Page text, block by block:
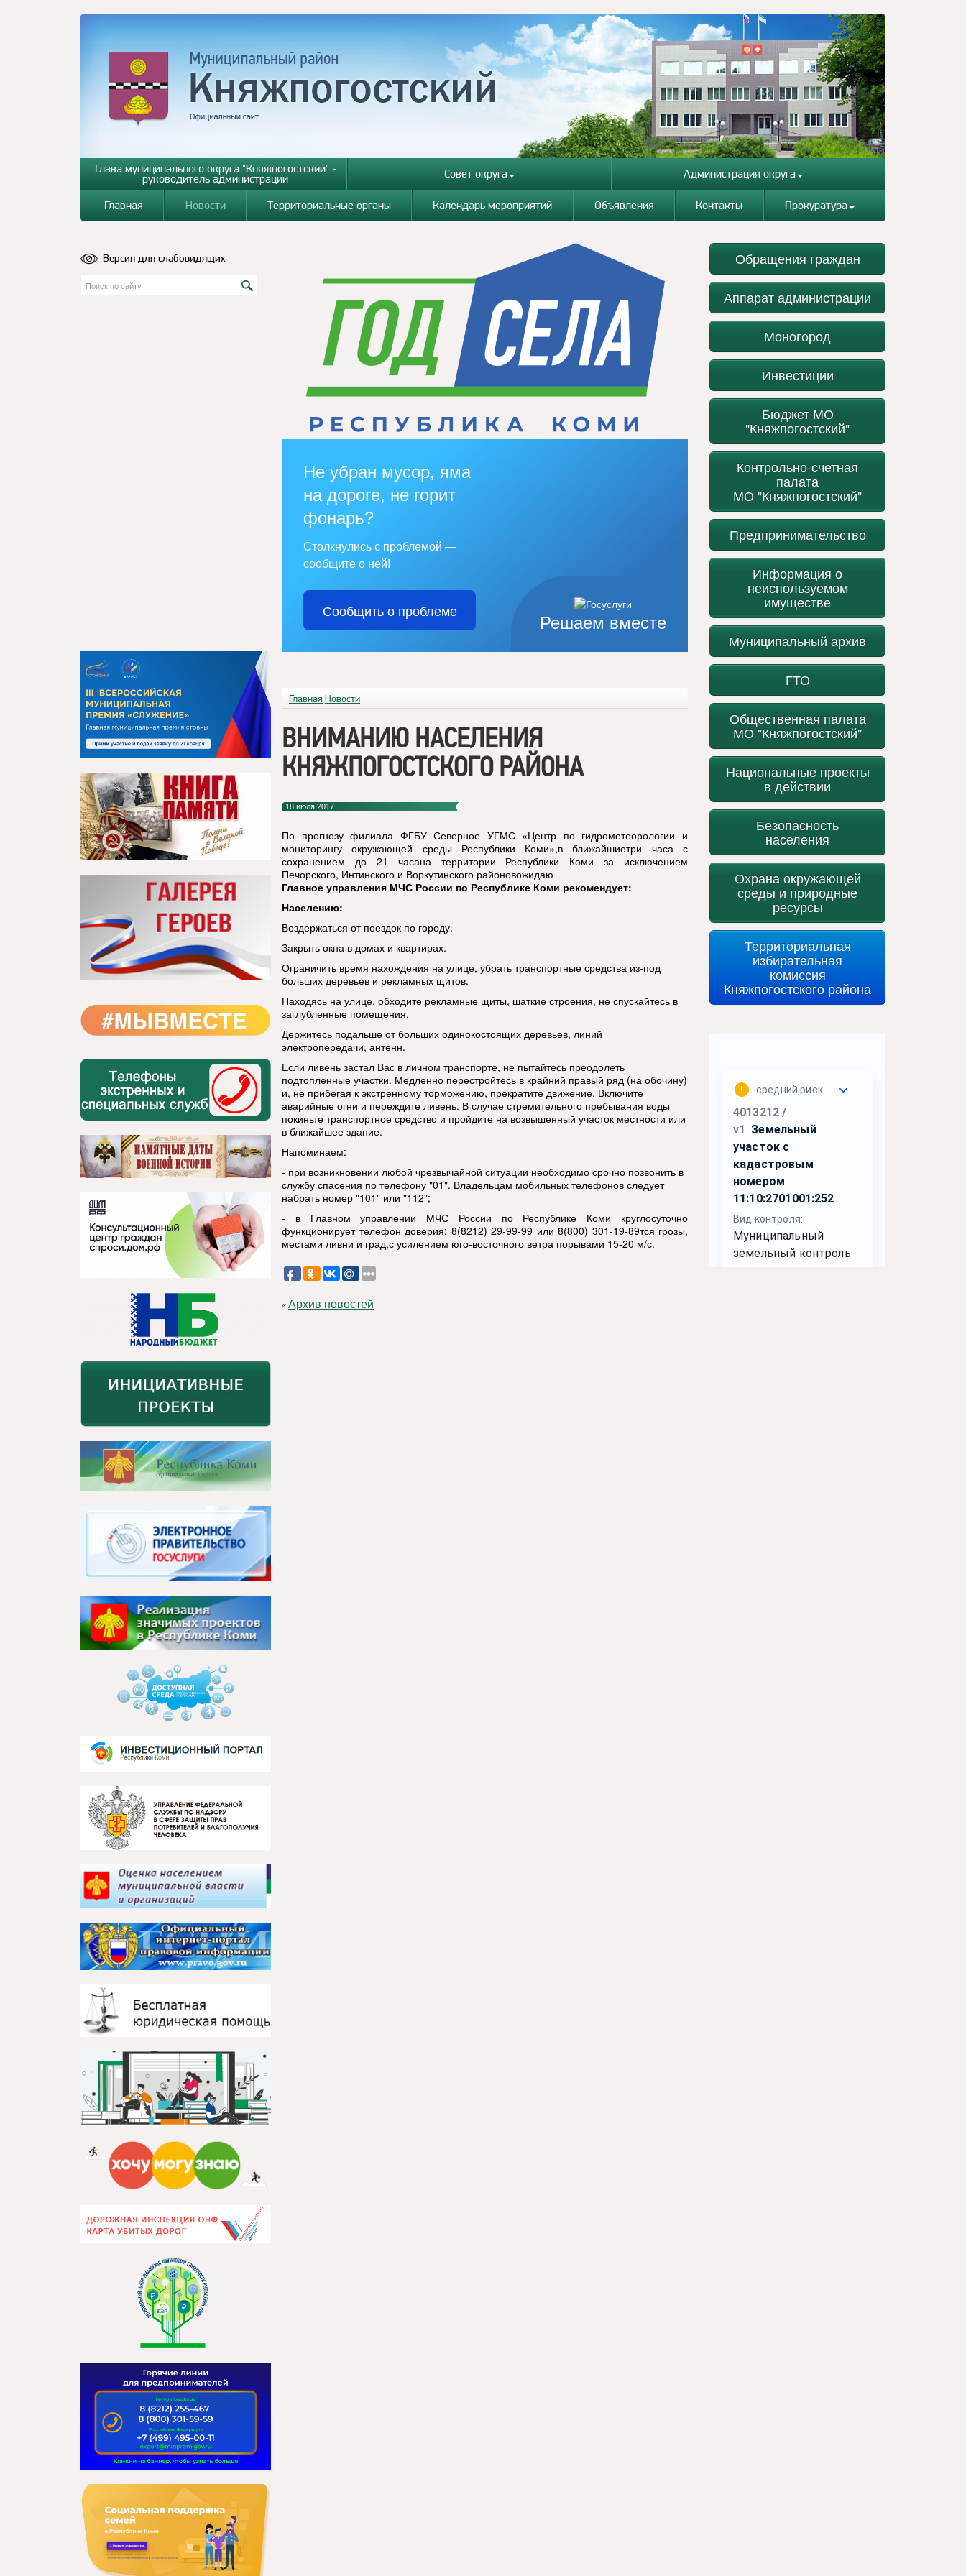
Глава муниципального округа "Княжпогостский" -
руководитель администрации Совет округа Администрация округа
Главная Новости Территориальные органы Календарь мероприятий Объявления Контакты Прокуратура
Версия для слабовидящих
Решаем вместе
Не убран мусор, яма
на дороге, не горит
фонарь?
Столкнулись с проблемой —
сообщите о ней!
Сообщить о проблеме
Главная Новости
ВНИМАНИЮ НАСЕЛЕНИЯ
КНЯЖПОГОСТСКОГО РАЙОНА
18 июля 2017
По прогнозу филиала ФГБУ Северное УГМС «Центр по гидрометеорологии и
мониторингу окружающей среды Республики Коми»,в ближайшиетри часа с
сохранением до 21 часана территории Республики Коми за исключением
Печорского, Интинского и Воркутинского районовожидаю
Главное управления МЧС России по Республике Коми рекомендует:
Населению:
Воздержаться от поездок по городу.
Закрыть окна в домах и квартирах.
Ограничить время нахождения на улице, убрать транспортные средства из-под
больших деревьев и рекламных щитов.
Находясь на улице, обходите рекламные щиты, шаткие строения, не спускайтесь в
заглубленные помещения.
Держитесь подальше от больших одинокостоящих деревьев, линий
электропередачи, антенн.
Если ливень застал Вас в личном транспорте, не пытайтесь преодолеть
подтопленные участки. Медленно перестройтесь в крайний правый ряд (на обочину)
и, не прибегая к экстренному торможению, прекратите движение. Включите
аварийные огни и переждите ливень. В случае стремительного пребывания воды
покиньте транспортное средство и пройдите на возвышенный участок местности или
в ближайшее здание.
Напоминаем:
- при возникновении любой чрезвычайной ситуации необходимо срочно позвонить в
службу спасения по телефону "01". Владельцам мобильных телефонов следует
набрать номер "101" или "112";
- в Главном управлении МЧС России по Республике Коми круглосуточно
функционирует телефон доверия: 8(8212) 29-99-99 или 8(800) 301-19-89тся грозы,
местами ливни и град,с усилением юго-восточного ветра порывами 15-20 м/с.
«Архив новостей
Обращения граждан
Аппарат администрации
Моногород
Инвестиции
Бюджет МО
"Княжпогостский"
Контрольно-счетная
палата
МО "Княжпогостский"
Предпринимательство
Информация о
неиспользуемом
имуществе
Муниципальный архив
ГТО
Общественная палата
МО "Княжпогостский"
Национальные проекты
в действии
Безопасность
населения
Охрана окружающей
среды и природные
ресурсы
Территориальная
избирательная
комиссия
Княжпогостского района